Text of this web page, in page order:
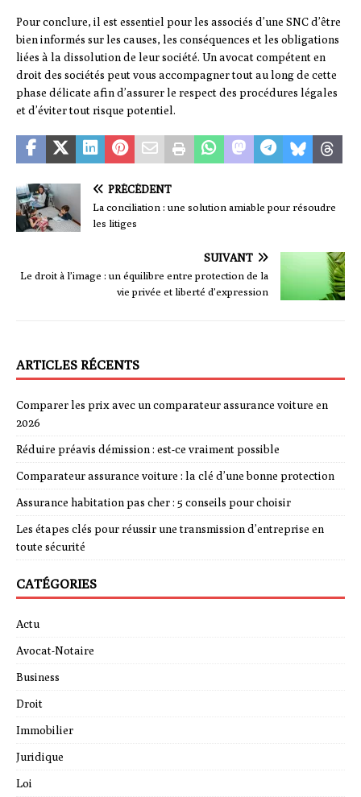
Pour conclure, il est essentiel pour les associés d’une SNC d’être
bien informés sur les causes, les conséquences et les obligations
liées à la dissolution de leur société. Un avocat compétent en
droit des sociétés peut vous accompagner tout au long de cette
phase délicate afin d’assurer le respect des procédures légales
et d’éviter tout risque potentiel.
PRÉCÉDENT
La conciliation : une solution amiable pour résoudre
les litiges
SUIVANT
Le droit à l’image : un équilibre entre protection de la
vie privée et liberté d’expression
ARTICLES RÉCENTS
Comparer les prix avec un comparateur assurance voiture en
2026
Réduire préavis démission : est-ce vraiment possible
Comparateur assurance voiture : la clé d’une bonne protection
Assurance habitation pas cher : 5 conseils pour choisir
Les étapes clés pour réussir une transmission d’entreprise en
toute sécurité
CATÉGORIES
Actu
Avocat-Notaire
Business
Droit
Immobilier
Juridique
Loi